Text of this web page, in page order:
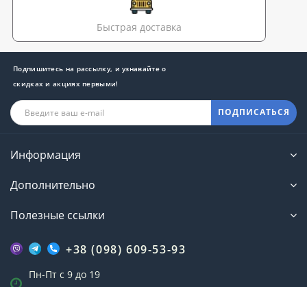
Быстрая доставка
Подпишитесь на рассылку, и узнавайте о
скидках и акциях первыми!
ПОДПИСАТЬСЯ
Информация
Дополнительно
Полезные ссылки
+38 (098) 609-53-93
Пн-Пт с 9 до 19